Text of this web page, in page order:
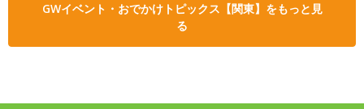
GWイベント・おでかけトピックス【関東】をもっと見
る